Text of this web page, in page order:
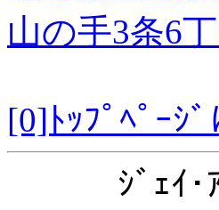
山の手3条6丁
[0]ﾄｯﾌﾟﾍﾟｰｼﾞ
ｼﾞｪｲ